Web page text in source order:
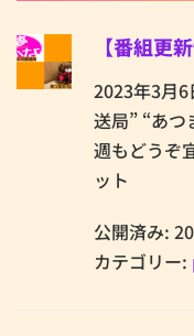
【番組更
2023年3月
送局” “あ
週もどうぞ
ット
公開済み:
カテゴリー: